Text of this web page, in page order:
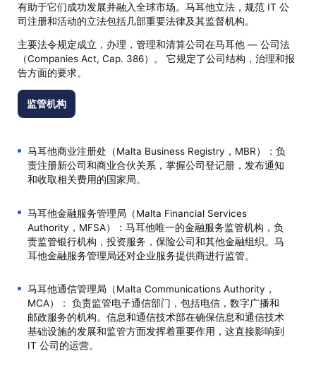
有助于它们成功发展并融入全球市场。马耳他立法，规范 IT 公
司注册和活动的立法包括几部重要法律及其监督机构。
主要法令规定成立，办理，管理和清算公司在马耳他 — 公司法
（Companies Act, Cap. 386）。 它规定了公司结构，治理和报
告方面的要求。
监管机构
马耳他商业注册处（Malta Business Registry，MBR）：负
责注册新公司和商业合伙关系，掌握公司登记册，发布通知
和收取相关费用的国家局。
马耳他金融服务管理局（Malta Financial Services
Authority，MFSA）：马耳他唯一的金融服务监管机构，负
责监管银行机构，投资服务，保险公司和其他金融组织。马
耳他金融服务管理局还对企业服务提供商进行监管。
马耳他通信管理局（Malta Communications Authority，
MCA）： 负责监管电子通信部门，包括电信，数字广播和
邮政服务的机构。信息和通信技术部在确保信息和通信技术
基础设施的发展和监管方面发挥着重要作用，这直接影响到
IT 公司的运营。